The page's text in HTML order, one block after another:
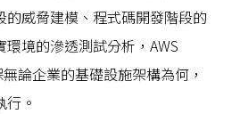
威脅建模、程式碼開發階段的
境的滲透測試分析，AWS
論企業的基礎設施架構為何，
。